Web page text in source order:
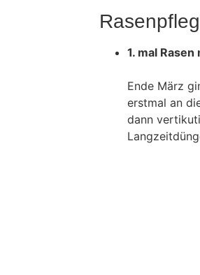
1. mal
Ende März
erstmal an
dann